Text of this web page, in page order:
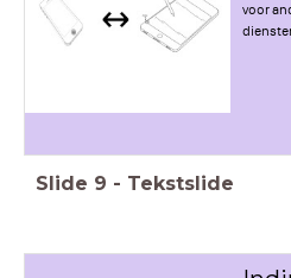
voor
Slide 9 - Tekstslide